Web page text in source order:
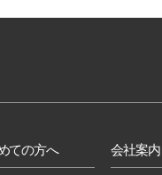
ての方へ 会社案内